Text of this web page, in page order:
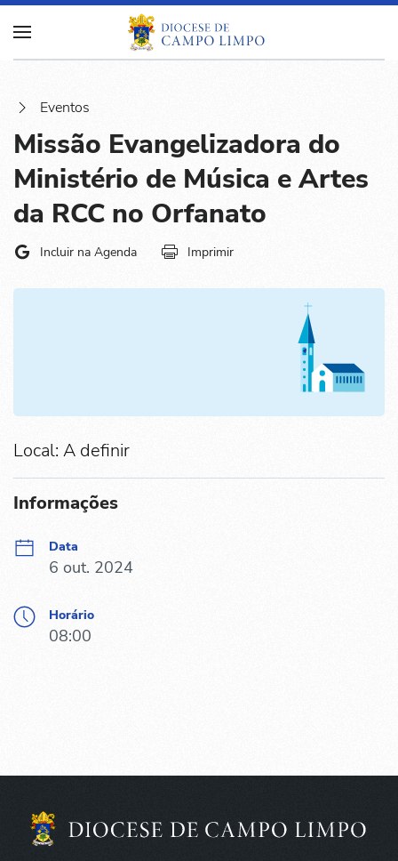
Eventos
Missão Evangelizadora do
Ministério de Música e Artes
da RCC no Orfanato
Incluir na Agenda Imprimir
Local: A definir
Informações
Data
6 out. 2024
Horário
08:00